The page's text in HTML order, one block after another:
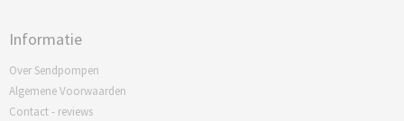
Informatie
Over Sendpompen
Algemene Voorwaarden
Contact - reviews